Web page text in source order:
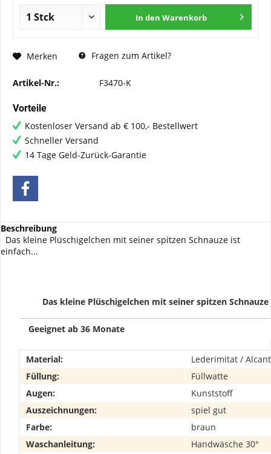
In den Warenkorb
Merken Fragen zum Artikel?
Artikel-Nr.: F3470-K
Vorteile
Kostenloser Versand ab € 100,- Bestellwert
Schneller Versand
14 Tage Geld-Zurück-Garantie
Beschreibung
Das kleine Plüschigelchen mit seiner spitzen Schnauze ist
einfach...
Das kleine Plüschigelchen mit seiner spitzen
‎Geeignet ab 36 Monate
Material:
Lederimitat /
Füllung:
Füllwatte
Augen:
Kunststoff
Auszeichnungen:
spiel gut
Farbe:
braun
Waschanleitung:
Handwäsche 30°